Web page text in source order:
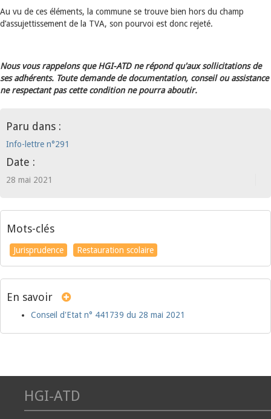
Au vu de ces éléments, la commune se trouve bien hors du champ
d’assujettissement de la TVA, son pourvoi est donc rejeté.
Nous vous rappelons que HGI-ATD ne répond qu'aux sollicitations de
ses adhérents. Toute demande de documentation, conseil ou assistance
ne respectant pas cette condition ne pourra aboutir.
Paru dans :
Info-lettre n°291
Date :
28 mai 2021
Mots-clés
Jurisprudence Restauration scolaire
En savoir
Conseil d'Etat n° 441739 du 28 mai 2021
HGI-ATD